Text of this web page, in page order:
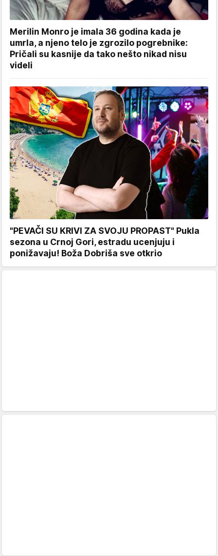
Merilin Monro je imala 36 godina kada je
umrla, a njeno telo je zgrozilo pogrebnike:
Pričali su kasnije da tako nešto nikad nisu
videli
"PEVAČI SU KRIVI ZA SVOJU PROPAST" Pukla
sezona u Crnoj Gori, estradu ucenjuju i
ponižavaju! Boža Dobriša sve otkrio